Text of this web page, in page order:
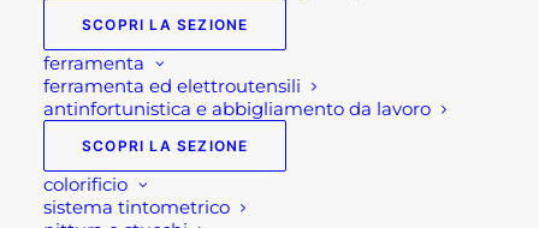
SCOPRI LA SEZIONE
ferramenta
ferramenta ed elettroutensili
antinfortunistica e abbigliamento da lavoro
SCOPRI LA SEZIONE
colorificio
sistema tintometrico